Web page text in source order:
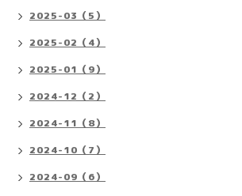
2025-03（5）
2025-02（4）
2025-01（9）
2024-12（2）
2024-11（8）
2024-10（7）
2024-09（6）